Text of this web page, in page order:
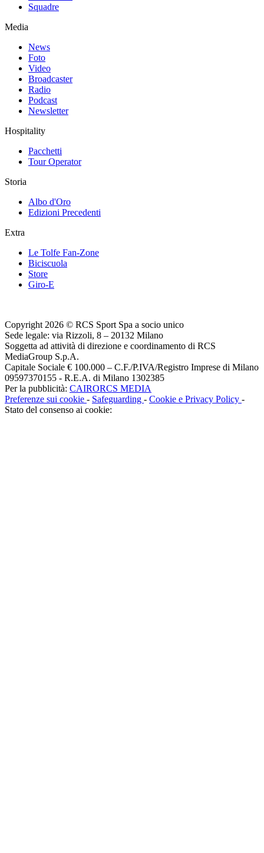
Squadre
Media
News
Foto
Video
Broadcaster
Radio
Podcast
Newsletter
Hospitality
Pacchetti
Tour Operator
Storia
Albo d'Oro
Edizioni Precedenti
Extra
Le Tolfe Fan-Zone
Biciscuola
Store
Giro-E
Copyright 2026 © RCS Sport Spa a socio unico
Sede legale: via Rizzoli, 8 – 20132 Milano
Soggetta ad attività di direzione e coordinamento di RCS
MediaGroup S.p.A.
Capitale Sociale € 100.000 – C.F./P.IVA/Registro Imprese di Milano
09597370155 - R.E.A. di Milano 1302385
Per la pubblicità: CAIRORCS MEDIA
Preferenze sui cookie - Safeguarding - Cookie e Privacy Policy -
Stato del consenso ai cookie: